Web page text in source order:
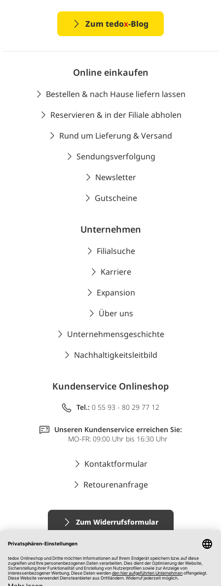
Zum tedox-Blog
Online einkaufen
Bestellen & nach Hause liefern lassen
Reservieren & in der Filiale abholen
Rund um Lieferung & Versand
Sendungsverfolgung
Newsletter
Gutscheine
Unternehmen
Filialsuche
Karriere
Expansion
Über uns
Unternehmensgeschichte
Nachhaltigkeitsleitbild
Kundenservice Onlineshop
Tel.: 0 55 93 - 80 29 77 12
Unseren Kundenservice erreichen Sie:
MO-FR: 09:00 Uhr bis 16:30 Uhr
Kontaktformular
Retourenanfrage
Zum Widerrufsformular
Impressum
AGB